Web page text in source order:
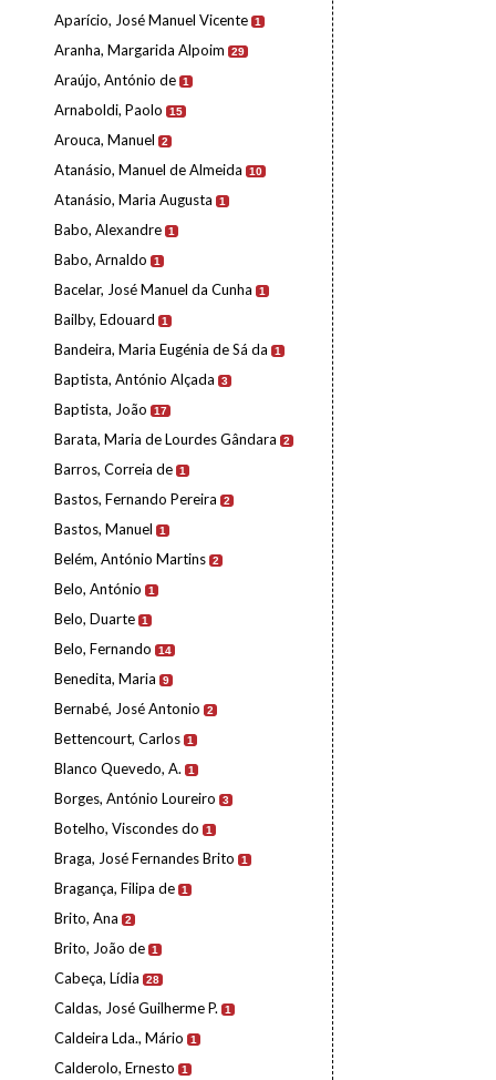
Aparício, José Manuel Vicente 1
Aranha, Margarida Alpoim 29
Araújo, António de 1
Arnaboldi, Paolo 15
Arouca, Manuel 2
Atanásio, Manuel de Almeida 10
Atanásio, Maria Augusta 1
Babo, Alexandre 1
Babo, Arnaldo 1
Bacelar, José Manuel da Cunha 1
Bailby, Edouard 1
Bandeira, Maria Eugénia de Sá da 1
Baptista, António Alçada 3
Baptista, João 17
Barata, Maria de Lourdes Gândara 2
Barros, Correia de 1
Bastos, Fernando Pereira 2
Bastos, Manuel 1
Belém, António Martins 2
Belo, António 1
Belo, Duarte 1
Belo, Fernando 14
Benedita, Maria 9
Bernabé, José Antonio 2
Bettencourt, Carlos 1
Blanco Quevedo, A. 1
Borges, António Loureiro 3
Botelho, Viscondes do 1
Braga, José Fernandes Brito 1
Bragança, Filipa de 1
Brito, Ana 2
Brito, João de 1
Cabeça, Lídia 28
Caldas, José Guilherme P. 1
Caldeira Lda., Mário 1
Calderolo, Ernesto 1